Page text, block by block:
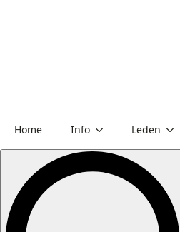
Home Info Leden